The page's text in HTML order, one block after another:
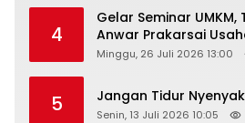
4
Gelar Seminar UMKM,
Anwar Prakarsai
di Logung
Minggu, 26 Juli 2026 13:00
5 Jangan Tidur
Senin, 13 Juli 2026 10:05